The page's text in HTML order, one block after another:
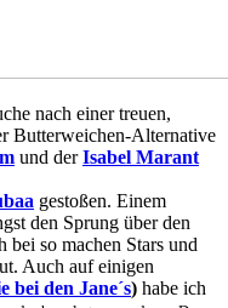
nach einer treuen,
Butterweichen-Alternative
und derIsabel Marant
gestoßen. Einem
den Sprung über den
bei so machen Stars und
Auch auf einigen
bei den Jane´s) habe ich